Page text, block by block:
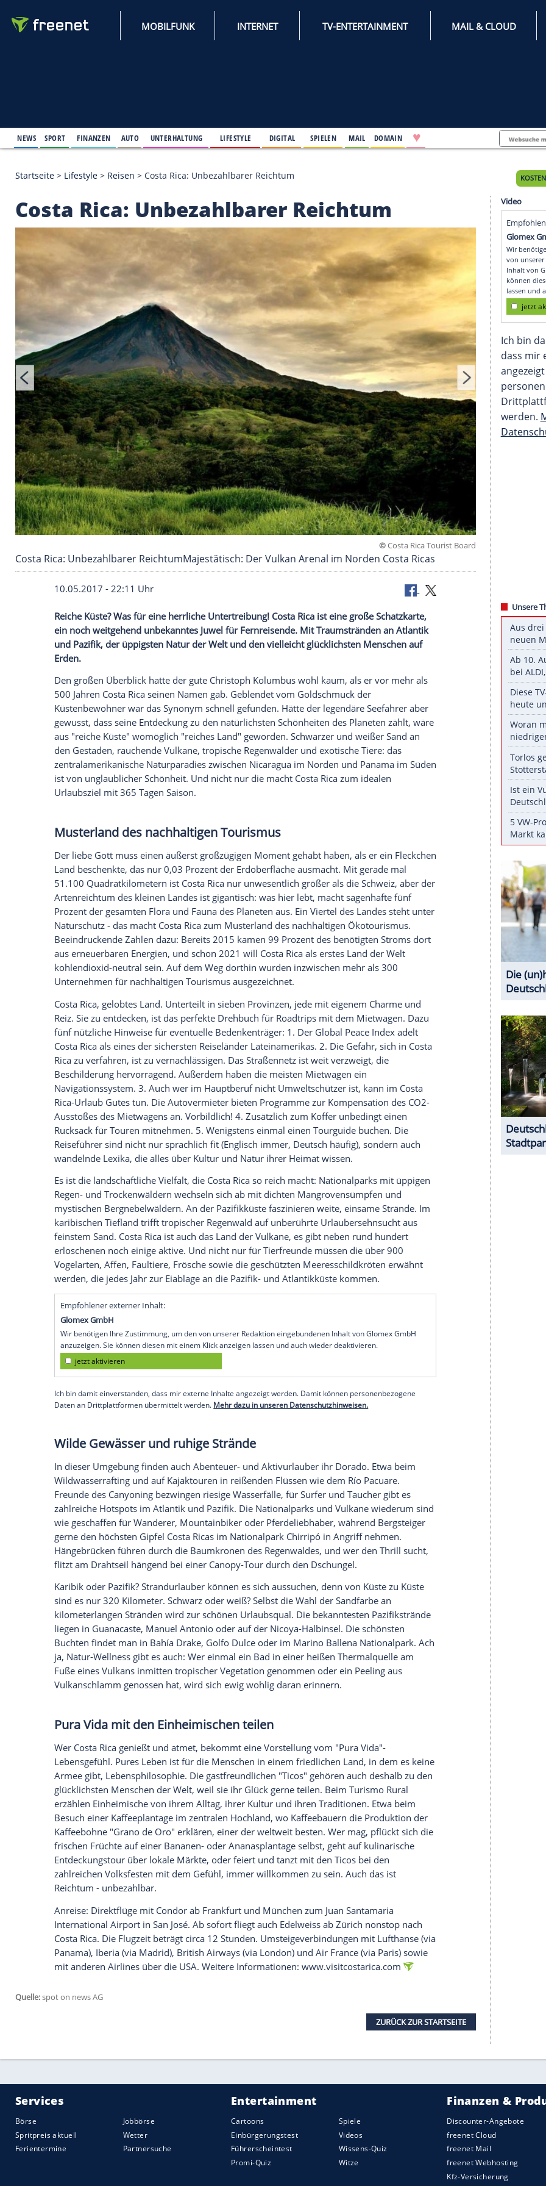
MOBILFUNK INTERNET TV-ENTERTAINMENT
Startseite > Lifestyle > Reisen >Costa Rica: Unbezahlbarer Reichtum
Costa Rica: Unbezahlbarer Reichtum
Costa Rica
Costa Rica: Unbezahlbarer ReichtumMajestätisch: Der Vulkan Arenal im Norden Costa Ricas
10.05.2017 - 22:11 Uhr
Reiche Küste? Was für eine herrliche Untertreibung! Costa Rica ist eine große Schatzkarte,
ein noch weitgehend unbekanntes Juwel für Fernreisende. Mit Traumstränden an Atlantik
und Pazifik, der üppigsten Natur der Welt und den vielleicht glücklichsten Menschen auf
Erden.
wohl kaum, als er vor mehr als
500 JahrenCosta Ricaseinen Namen gab. Geblendet vom Goldschmuck der
Küstenbewohner war das Synonym schnell gefunden. Hätte der legendäre Seefahrer aber
gewusst, dass seine Entdeckung zu den natürlichsten Schönheiten des Planeten zählt, wäre
aus "reiche Küste" womöglich "reiches Land" geworden. Schwarzer und weißer Sand an
den Gestaden, rauchende Vulkane, tropische Regenwälder und exotische Tiere: das
zentralamerikanische Naturparadies zwischenNicaraguaim Norden und im Süden
ist von unglaublicher Schönheit. Und nicht nur die machtCosta Ricazum idealen
Urlaubsziel mit 365 Tagen Saison.
Musterland des nachhaltigen Tourismus
Der liebe Gott muss einen äußerst großzügigen Moment gehabt haben, als er ein Fleckchen
Land beschenkte, das nur 0,03 Prozent der Erdoberfläche ausmacht. Mit gerade mal
51.100 Quadratkilometern istCosta Ricanur unwesentlich größer als die
, aber der
Artenreichtum des kleinen Landes ist gigantisch: was hier lebt, macht sagenhafte fünf
Prozent der gesamten Flora und Fauna des Planeten aus. Ein Viertel des Landes steht unter
Naturschutz - das machtCosta Ricazum Musterland des nachhaltigen Ökotourismus.
Beeindruckende Zahlen dazu: Bereits 2015 kamen 99 Prozent des benötigten Stroms dort
aus erneuerbaren Energien, und schon 2021 willCosta Ricaals erstes Land der Welt
kohlendioxid-neutral sein. Auf dem Weg dorthin wurden inzwischen mehr als 300
Unternehmen für nachhaltigen Tourismus ausgezeichnet.
Costa Rica, gelobtes Land. Unterteilt in sieben Provinzen, jede mit eigenem Charme und
Reiz. Sie zu entdecken, ist das perfekte Drehbuch für Roadtrips mit dem Mietwagen. Dazu
fünf nützliche Hinweise für eventuelle Bedenkenträger: 1. Der Global Peace Index adelt
Costa Ricaals eines der sichersten Reiseländer Lateinamerikas. 2. Die Gefahr, sich in
Rica zu verfahren, ist zu vernachlässigen. Das Straßennetz ist weit verzweigt, die
Beschilderung hervorragend. Außerdem haben die meisten Mietwagen ein
Navigationssystem. 3. Auch wer im Hauptberuf nicht Umweltschützer ist, kann im Costa
Rica-Urlaub Gutes tun. Die Autovermieter bieten Programme zur Kompensation des CO2-
Ausstoßes des Mietwagens an. Vorbildlich! 4. Zusätzlich zum Koffer unbedingt einen
Rucksack für Touren mitnehmen. 5. Wenigstens einmal einen Tourguide buchen. Die
Reiseführer sind nicht nur sprachlich fit (Englisch immer, Deutsch häufig), sondern auch
wandelnde Lexika, die alles über Kultur und Natur ihrer Heimat wissen.
so reich macht: Nationalparks mit üppigen
Regen- und Trockenwäldern wechseln sich ab mit dichten Mangrovensümpfen und
mystischen Bergnebelwäldern. An der Pazifikküste faszinieren weite, einsame Strände. Im
karibischen Tiefland trifft tropischer Regenwald auf unberührte Urlaubersehnsucht aus
feinstem Sand.Costa Ricaist auch das Land der Vulkane, es gibt neben rund hundert
erloschenen noch einige aktive. Und nicht nur für Tierfreunde müssen die über 900
Vogelarten, Affen, Faultiere, Frösche sowie die geschützten Meeresschildkröten erwähnt
werden, die jedes Jahr zur Eiablage an die Pazifik- und Atlantikküste kommen.
Empfohlener externer Inhalt:
Glomex GmbH
Wir benötigen Ihre Zustimmung, um den von unserer Redaktion eingebundenen Inhalt von Glomex GmbH
anzuzeigen. Sie können diesen mit einem Klick anzeigen lassen und auch wieder deaktivieren.
jetzt aktivieren
Ich bin damit einverstanden, dass mir externe Inhalte angezeigt werden. Damit können personenbezogene
Daten an Drittplattformen übermittelt werden.
Mehr dazu in unseren Datenschutzhinweisen.
Wilde Gewässer und ruhige Strände
In dieser Umgebung finden auch Abenteuer- und Aktivurlauber ihr Dorado. Etwa beim
Wildwasserrafting und auf Kajaktouren in reißenden Flüssen wie dem Río Pacuare.
Freunde des Canyoning bezwingen riesige Wasserfälle, für Surfer und Taucher gibt es
zahlreiche Hotspots imAtlantikundPazifik. Die Nationalparks und Vulkane wiederum sind
wie geschaffen für Wanderer, Mountainbiker oder Pferdeliebhaber, während Bergsteiger
gerne den höchsten Gipfel Costa Ricas im Nationalpark Chirripó in Angriff nehmen.
Hängebrücken führen durch die Baumkronen des Regenwaldes, und wer den Thrill sucht,
flitzt am Drahtseil hängend bei einer Canopy-Tour durch den Dschungel.
KaribikoderPazifik? Strandurlauber können es sich aussuchen, denn von Küste zu Küste
sind es nur 320 Kilometer. Schwarz oder weiß? Selbst die Wahl der Sandfarbe an
kilometerlangen Stränden wird zur schönen Urlaubsqual. Die bekanntesten Pazifikstrände
liegen in Guanacaste, Manuel Antonio oder auf der Nicoya-Halbinsel. Die schönsten
Buchten findet man in Bahía Drake, Golfo Dulce oder im Marino Ballena Nationalpark. Ach
ja, Natur-Wellness gibt es auch: Wer einmal ein Bad in einer heißen Thermalquelle am
Fuße eines Vulkans inmitten tropischer Vegetation genommen oder ein Peeling aus
Vulkanschlamm genossen hat, wird sich ewig wohlig daran erinnern.
genießt und atmet, bekommt eine Vorstellung vom " Pura Vida"-
Lebensgefühl. Pures Leben ist für die Menschen in einem friedlichen Land, in dem es keine
Armee gibt, Lebensphilosophie. Die gastfreundlichen "Ticos" gehören auch deshalb zu den
glücklichsten Menschen der Welt, weil sie ihr Glück gerne teilen. Beim Turismo Rural
erzählen Einheimische von ihrem Alltag, ihrer Kultur und ihren Traditionen. Etwa beim